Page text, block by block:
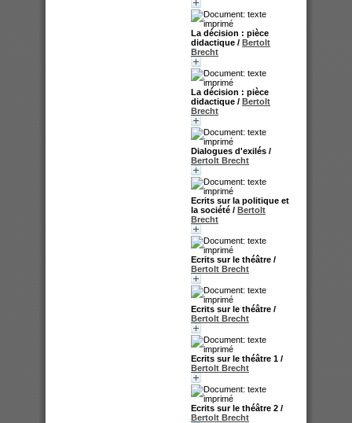
La décision : pièce
didactique / Bertolt
Brecht
La décision : pièce
didactique / Bertolt
Brecht
Dialogues d'exilés /
Bertolt Brecht
Ecrits sur la politique et
la société / Bertolt
Brecht
Ecrits sur le théâtre /
Bertolt Brecht
Ecrits sur le théâtre /
Bertolt Brecht
Ecrits sur le théâtre 1 /
Bertolt Brecht
Ecrits sur le théâtre 2 /
Bertolt Brecht